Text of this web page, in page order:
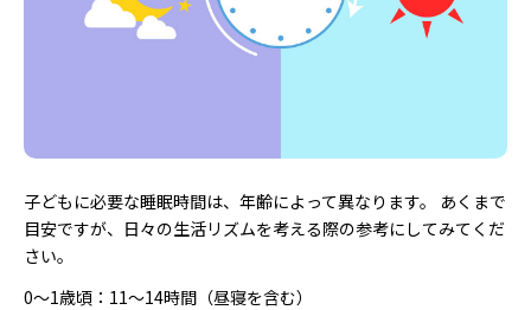
子どもに必要な睡眠時間は、年齢によって異なります。 あくまで
目安ですが、日々の生活リズムを考える際の参考にしてみてくだ
さい。
0〜1歳頃：11〜14時間（昼寝を含む）